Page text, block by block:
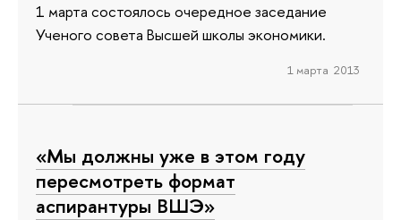
1 марта состоялось очередное заседание
Ученого совета Высшей школы экономики.
1 марта 2013
«Мы должны уже в этом году
пересмотреть формат
аспирантуры ВШЭ»